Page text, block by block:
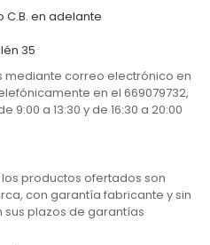
C.B. en adelante
35
mediante correo electrónico en
en el 669079732,
a 13:30 y de 16:30 a 20:00
productos ofertados son
con garantía fabricante y sin
plazos de garantías